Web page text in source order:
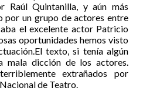
Raúl Quintanilla, y aún más
por un grupo de actores entre
el excelente actor Patricio
oportunidades hemos visto
texto, si tenía algún
mala dicción de los actores.
extrañados por
de Teatro.